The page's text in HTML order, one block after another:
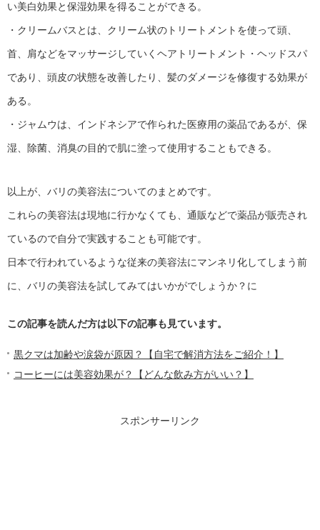
い美白効果と保湿効果を得ることができる。
・クリームバスとは、クリーム状のトリートメントを使って頭、
首、肩などをマッサージしていくヘアトリートメント・ヘッドスパ
であり、頭皮の状態を改善したり、髪のダメージを修復する効果が
ある。
・ジャムウは、インドネシアで作られた医療用の薬品であるが、保
湿、除菌、消臭の目的で肌に塗って使用することもできる。
以上が、バリの美容法についてのまとめです。
これらの美容法は現地に行かなくても、通販などで薬品が販売され
ているので自分で実践することも可能です。
日本で行われているような従来の美容法にマンネリ化してしまう前
に、バリの美容法を試してみてはいかがでしょうか？に
この記事を読んだ方は以下の記事も見ています。
黒クマは加齢や涙袋が原因？【自宅で解消方法をご紹介！】
コーヒーには美容効果が？【どんな飲み方がいい？】
スポンサーリンク